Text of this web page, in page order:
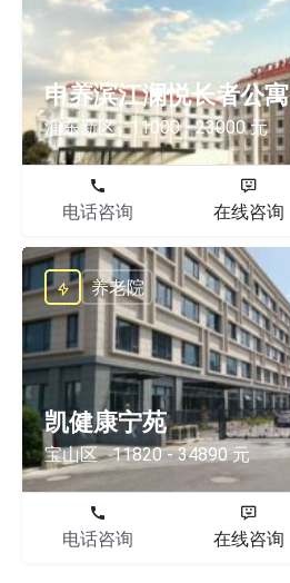
申养滨江澜悦长者公寓
浦东新区 11000 - 23000 元
电话咨询 在线咨询
凯健康宁苑
宝山区 11820 - 34890 元
养老院
电话咨询 在线咨询